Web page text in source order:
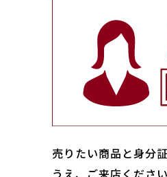
売りたい商品と身分
うえ、ご来店くださ